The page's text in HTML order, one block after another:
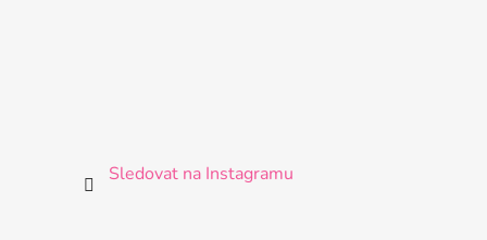
Sledovat na Instagramu